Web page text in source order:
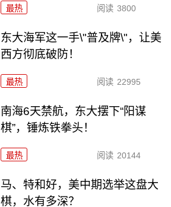
最热 阅读 3800
东大海军这一手\"普及牌\"，让美
西方彻底破防！
最热 阅读 22995
南海6天禁航，东大摆下“阳谋
棋”，锤炼铁拳头！
最热 阅读 20144
马、特和好，美中期选举这盘大
棋，水有多深？